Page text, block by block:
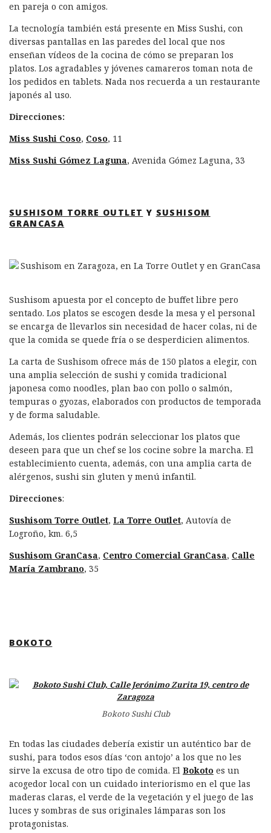
en pareja o con amigos.
La tecnología también está presente en Miss Sushi, con
diversas pantallas en las paredes del local que nos
enseñan vídeos de la cocina de cómo se preparan los
platos. Los agradables y jóvenes camareros toman nota de
los pedidos en tablets. Nada nos recuerda a un restaurante
japonés al uso.
Direcciones:
Miss Sushi Coso, Coso, 11
Miss Sushi Gómez Laguna, Avenida Gómez Laguna, 33
SUSHISOM TORRE OUTLET Y SUSHISOM
GRANCASA
Sushisom apuesta por el concepto de buffet libre pero
sentado. Los platos se escogen desde la mesa y el personal
se encarga de llevarlos sin necesidad de hacer colas, ni de
que la comida se quede fría o se desperdicien alimentos.
La carta de Sushisom ofrece más de 150 platos a elegir, con
una amplia selección de sushi y comida tradicional
japonesa como noodles, plan bao con pollo o salmón,
tempuras o gyozas, elaborados con productos de temporada
y de forma saludable.
Además, los clientes podrán seleccionar los platos que
deseen para que un chef se los cocine sobre la marcha. El
establecimiento cuenta, además, con una amplia carta de
alérgenos, sushi sin gluten y menú infantil.
Direcciones:
Sushisom Torre Outlet, La Torre Outlet, Autovía de
Logroño, km. 6,5
Sushisom GranCasa, Centro Comercial GranCasa, Calle
María Zambrano, 35
BOKOTO
Bokoto Sushi Club
En todas las ciudades debería existir un auténtico bar de
sushi, para todos esos días ‘con antojo’ a los que no les
sirve la excusa de otro tipo de comida. El Bokoto es un
acogedor local con un cuidado interiorismo en el que las
maderas claras, el verde de la vegetación y el juego de las
luces y sombras de sus originales lámparas son los
protagonistas.